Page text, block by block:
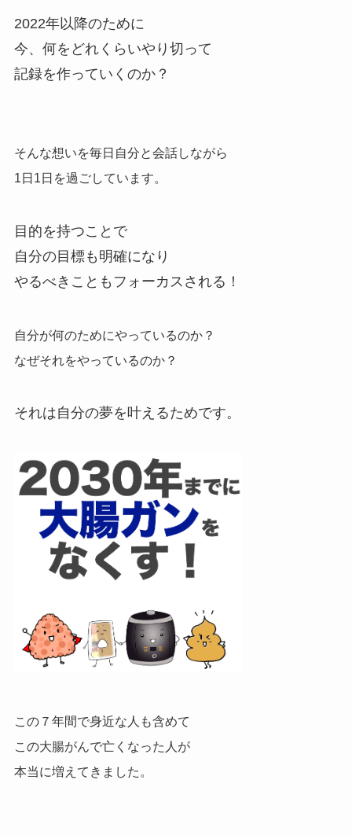
2022年以降のために
今、何をどれくらいやり切って
記録を作っていくのか？
そんな想いを毎日自分と会話しながら
1日1日を過ごしています。
目的を持つことで
自分の目標も明確になり
やるべきこともフォーカスされる！
自分が何のためにやっているのか？
なぜそれをやっているのか？
それは自分の夢を叶えるためです。
この７年間で身近な人も含めて
この大腸がんで亡くなった人が
本当に増えてきました。